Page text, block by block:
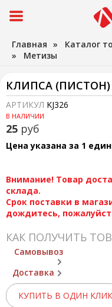
Главная » Каталог
» Метизы
КЛИПСА (ПИСТОН)
АРТИКУЛ KJ326
В НАЛИЧИИ
25 руб
Цена указана за 1
Внимание! Товар
склада.
Срок поставки в
дождитесь,
КАК ПОЛУЧИТЬ
Самовывоз
Доставка
КУПИТЬ В ОДИН КЛИК